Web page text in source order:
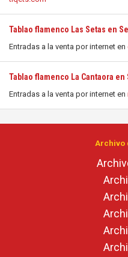
Tablao flamenco Las Setas en
Entradas a la venta por internet en
Tablao flamenco La Cantaora en
Entradas a la venta por internet en
Archivo